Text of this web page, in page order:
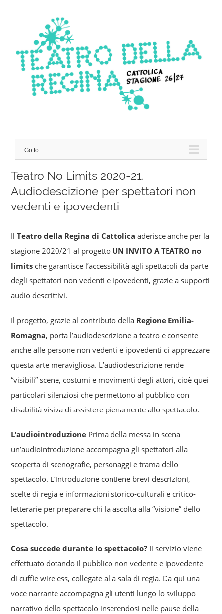
Go to...
Teatro No Limits 2020-21.
Audiodescizione per spettatori non
vedenti e ipovedenti
IlTeatro della Regina di Cattolica aderisce anche per la
stagione 2020/21 al progetto UN INVITO A TEATRO no
limits che garantisce l’accessibilità agli spettacoli da parte
degli spettatori non vedenti e ipovedenti, grazie a supporti
audio descrittivi.
Il progetto, grazie al contributo della Regione Emilia-
Romagna, porta l’audiodescrizione a teatro e consente
anche alle persone non vedenti e ipovedenti di apprezzare
questa arte meravigliosa. L’audiodescrizione rende
“visibili” scene, costumi e movimenti degli attori, cioè quei
particolari silenziosi che permettono al pubblico con
disabilità visiva di assistere pienamente allo spettacolo.
L’audiointroduzione Prima della messa in scena
un’audiointroduzione accompagna gli spettatori alla
scoperta di scenografie, personaggi e trama dello
spettacolo. L’introduzione contiene brevi descrizioni,
scelte di regia e informazioni storico-culturali e critico-
letterarie per preparare chi la ascolta alla “visione” dello
spettacolo.
Cosa succede durante lo spettacolo? Il servizio viene
effettuato dotando il pubblico non vedente e ipovedente
di cuffie wireless, collegate alla sala di regia. Da qui una
voce narrante accompagna gli utenti lungo lo sviluppo
narrativo dello spettacolo inserendosi nelle pause della